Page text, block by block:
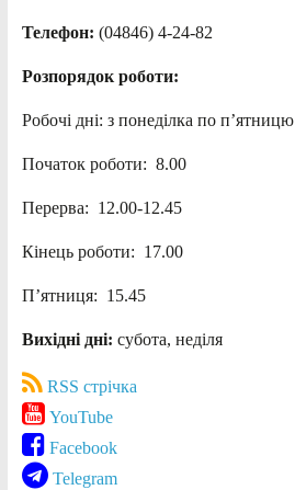
Телефон: (04846) 4-24-82
Розпорядок роботи:
Робочі дні: з понеділка по п’ятницю
Початок роботи: 8.00
Перерва: 12.00-12.45
Кінець роботи: 17.00
П’ятниця: 15.45
Вихідні дні: субота, неділя
RSS стрічка
YouTube
Facebook
Telegram